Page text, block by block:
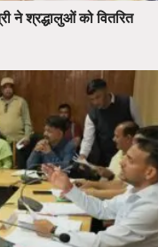
ने श्रद्धालुओं को वितरित